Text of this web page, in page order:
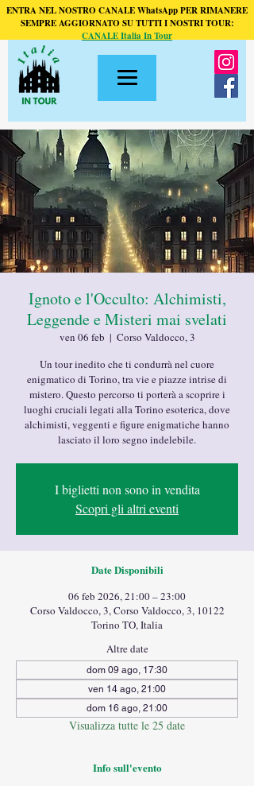
ENTRA NEL NOSTRO CANALE WhatsApp PER RIMANERE
SEMPRE AGGIORNATO SU TUTTI I NOSTRI TOUR:
CANALE Italia In Tour
Ignoto e l'Occulto: Alchimisti,
Leggende e Misteri mai svelati
ven 06 feb
  |
Corso Valdocco, 3
Un tour inedito che ti condurrà nel cuore
enigmatico di Torino, tra vie e piazze intrise di
mistero. Questo percorso ti porterà a scoprire i
luoghi cruciali legati alla Torino esoterica, dove
alchimisti, veggenti e figure enigmatiche hanno
lasciato il loro segno indelebile.
I biglietti non sono in vendita
Scopri gli altri eventi
Date Disponibili
06 feb 2026, 21:00 – 23:00
Corso Valdocco, 3, Corso Valdocco, 3, 10122
Torino TO, Italia
Altre date
dom 09 ago, 17:30
ven 14 ago, 21:00
dom 16 ago, 21:00
Visualizza tutte le 25 date
Info sull'evento